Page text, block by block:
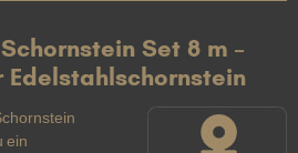
Set 8 m –
ein